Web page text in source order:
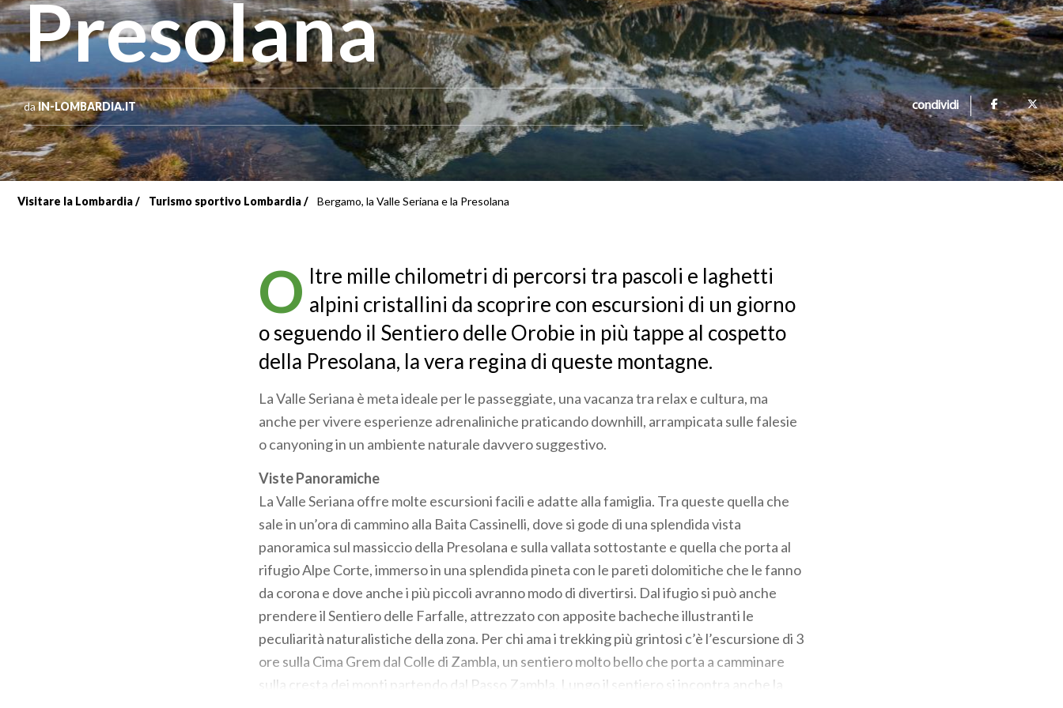
Presolana
daIN-LOMBARDIA.IT condividi
Visitare la Lombardia Turismo sportivo Lombardia Bergamo, la Valle Seriana e la Presolana
O ltre mille chilometri di percorsi tra pascoli e laghetti
alpini cristallini da scoprire con escursioni di un giorno
o seguendo il Sentiero delle Orobie in più tappe al cospetto
della Presolana, la vera regina di queste montagne.
La Valle Seriana è meta ideale per le passeggiate, una vacanza tra relax e cultura, ma
anche per vivere esperienze adrenaliniche praticando downhill, arrampicata sulle falesie
o canyoning in un ambiente naturale davvero suggestivo.
Viste Panoramiche
La Valle Seriana offre molte escursioni facili e adatte alla famiglia. Tra queste quella che
sale in un’ora di cammino alla Baita Cassinelli, dove si gode di una splendida vista
panoramica sul massiccio della Presolana e sulla vallata sottostante e quella che porta al
rifugio Alpe Corte, immerso in una splendida pineta con le pareti dolomitiche che le fanno
da corona e dove anche i più piccoli avranno modo di divertirsi. Dal ifugio si può anche
prendere il Sentiero delle Farfalle, attrezzato con apposite bacheche illustranti le
peculiarità naturalistiche della zona. Per chi ama i trekking più grintosi c’è l’escursione di 3
ore sulla Cima Grem dal Colle di Zambla, un sentiero molto bello che porta a camminare
sulla cresta dei monti partendo dal Passo Zambla. Lungo il sentiero si incontra anche la